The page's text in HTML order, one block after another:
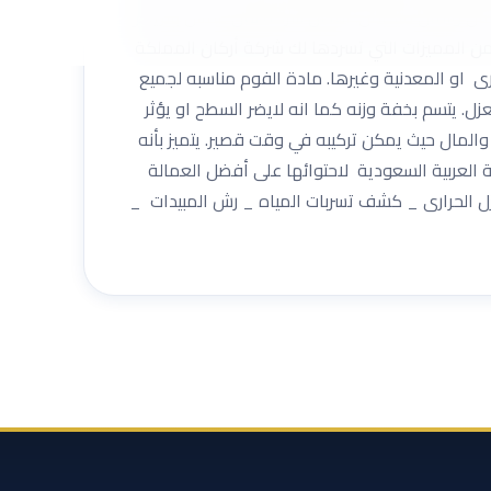
او المعدنية وغيرها. مادة الفوم مناسبه لجميع
يتسم بخفة وزنه كما انه لايضر السطح او يؤثر
والمال حيث يمكن تركيبه في وقت قصير. يتميز بأنه
السعودية لاحتوائها على أفضل العمالة
الحرارى _ كشف تسربات المياه _ رش المبيدات _